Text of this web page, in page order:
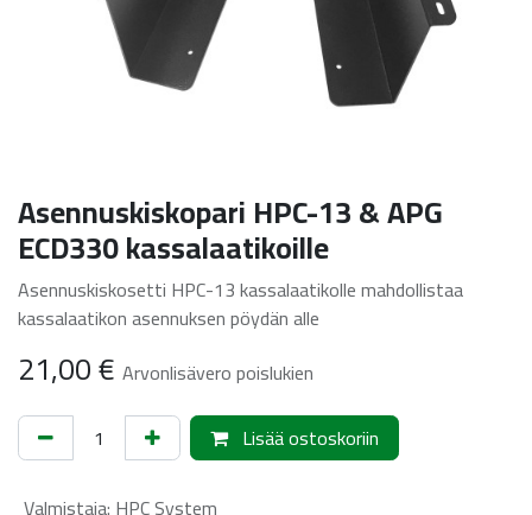
Asennuskiskopari HPC-13 & APG
ECD330 kassalaatikoille
Asennuskiskosetti HPC-13 kassalaatikolle mahdollistaa
kassalaatikon asennuksen pöydän alle
21,00€ Arvonlisävero poislukien
Lisää ostoskoriin
Valmistaja: HPC System